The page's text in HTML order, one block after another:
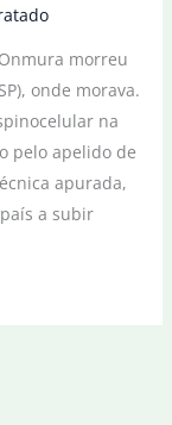
morreu
onde morava.
na
pelo apelido de
apurada,
a subir